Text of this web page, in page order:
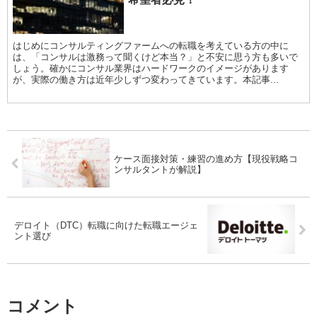
はじめにコンサルティングファームへの転職を考えている方の中に
は、「コンサルは激務って聞くけど本当？」と不安に思う方も多いで
しょう。確かにコンサル業界はハードワークのイメージがあります
が、実際の働き方は近年少しずつ変わってきています。本記事...
ケース面接対策・練習の進め方【現役戦略コ
ンサルタントが解説】
デロイト（DTC）転職に向けた転職エージェ
ント選び
コメント